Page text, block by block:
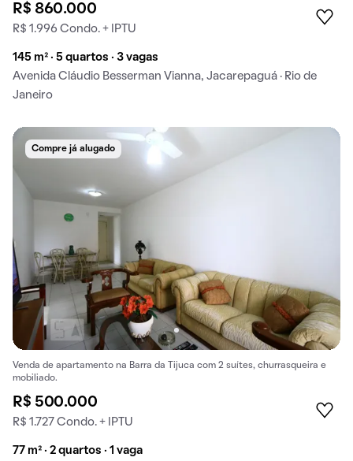
R$ 860.000
R$ 1.996 Condo. + IPTU
145 m² · 5 quartos · 3 vagas
Avenida Cláudio Besserman Vianna, Jacarepaguá · Rio de
Janeiro
Compre já alugado
Venda de apartamento na Barra da Tijuca com 2 suítes, churrasqueira e
mobiliado.
R$ 500.000
R$ 1.727 Condo. + IPTU
77 m² · 2 quartos · 1 vaga